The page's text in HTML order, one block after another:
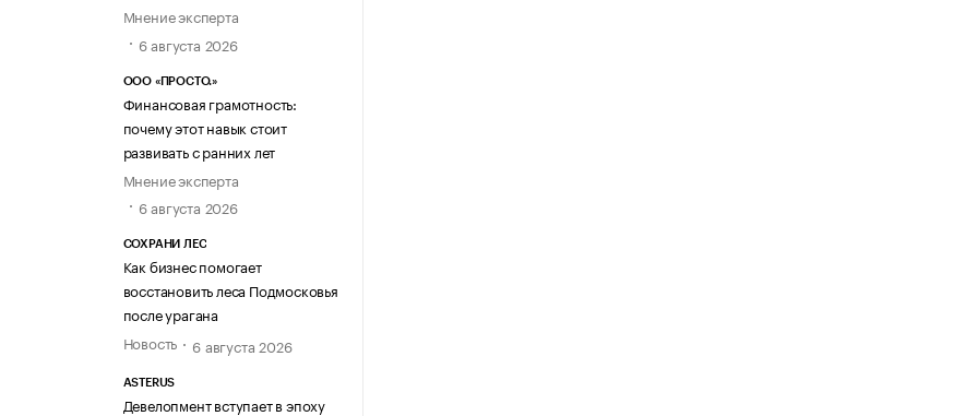
Мнение эксперта
6 августа 2026
ООО «ПРОСТО.»
Финансовая грамотность:
почему этот навык стоит
развивать с ранних лет
Мнение эксперта
6 августа 2026
СОХРАНИ ЛЕС
Как бизнес помогает
восстановить леса Подмосковья
после урагана
Новость
6 августа 2026
ASTERUS
Девелопмент вступает в эпоху